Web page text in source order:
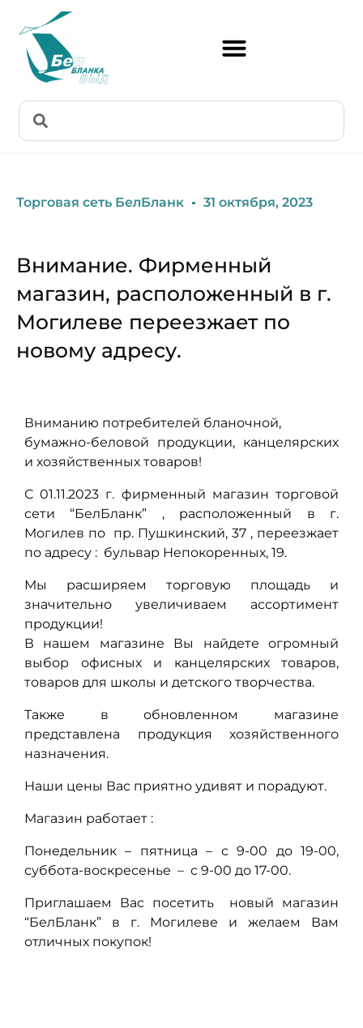
Торговая сеть БелБланк 31 октября, 2023
Внимание. Фирменный
магазин, расположенный в г.
Могилеве переезжает по
новому адресу.
Вниманию потребителей бланочной,
бумажно-беловой продукции, канцелярских
и хозяйственных товаров!
С 01.11.2023 г. фирменный магазин торговой
сети “БелБланк” , расположенный в г.
Могилев по пр. Пушкинский, 37 , переезжает
по адресу : бульвар Непокоренных, 19.
Мы расширяем торговую площадь и
значительно увеличиваем ассортимент
продукции!
В нашем магазине Вы найдете огромный
выбор офисных и канцелярских товаров,
товаров для школы и детского творчества.
Также в обновленном магазине
представлена продукция хозяйственного
назначения.
Наши цены Вас приятно удивят и порадуют.
Магазин работает :
Понедельник – пятница – с 9-00 до 19-00,
суббота-воскресенье – с 9-00 до 17-00.
Приглашаем Вас посетить новый магазин
“БелБланк” в г. Могилеве и желаем Вам
отличных покупок!